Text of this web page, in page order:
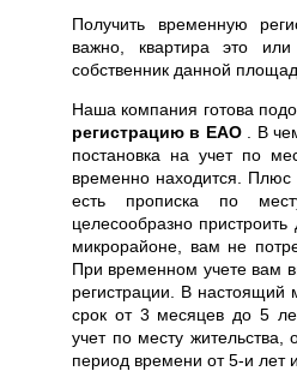
Получить временную
важно, квартира это
собственник данной
Наша компания готова
регистрацию в ЕАО
. В
постановка на учет по
временно находится. Плюс
есть прописка по
целесообразно
микрорайоне, вам не
При временном учете вам
регистрации. В
срок от 3 месяцев до 5
учет по месту
период времени от 5-и лет